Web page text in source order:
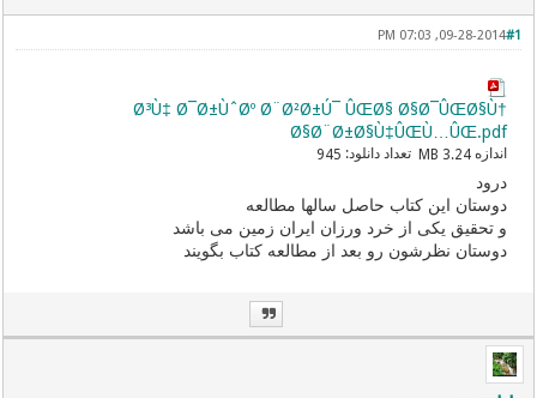
#1
09-28-2014, 07:03 PM
Ø³Ù‡ Ø¯Ø±ÙˆØº Ø¨Ø²Ø±Ú¯ ÛŒØ§ Ø§Ø¯ÛŒØ§Ù†
Ø§Ø¨Ø±Ø§Ù‡ÛŒÙ…ÛŒ.pdf
اندازه3.24 MB تعداد دانلود: 945
درود
دوستان این کتاب حاصل سالها مطالعه
و تحقیق یکی از خرد ورزان ایران زمین می باشد
دوستان نظرشون رو بعد از مطالعه کتاب بگویند